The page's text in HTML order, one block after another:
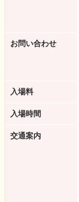
お問い合わせ
入場料
入場時間
交通案内